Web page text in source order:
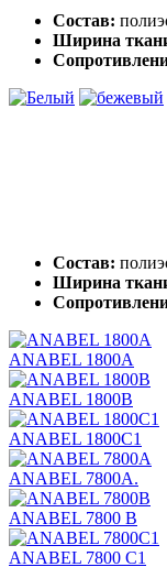
Состав:
Ширина
Состав:
Ширина
ANABEL 1800A
ANABEL 1800B
ANABEL 1800C1
ANABEL 7800A.
ANABEL 7800 B
ANABEL 7800 C1